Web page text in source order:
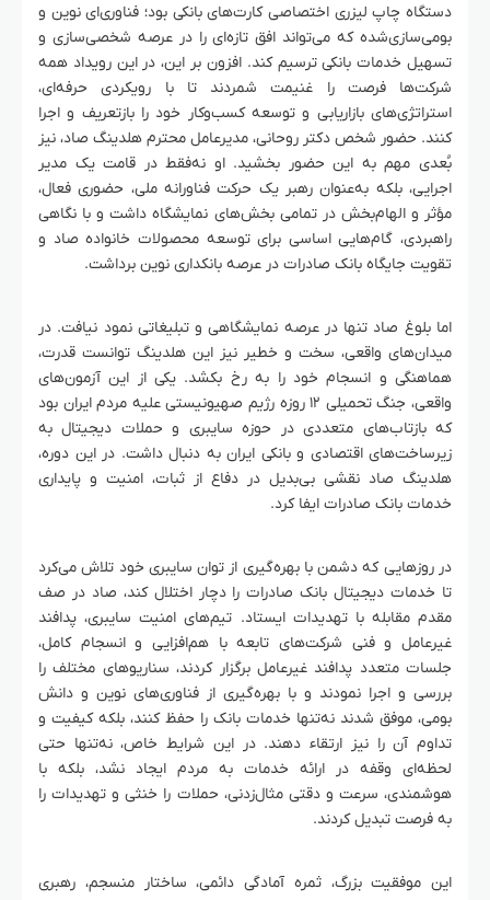
دستگاه چاپ لیزری اختصاصی کارت‌های بانکی بود؛ فناوری‌ای نوین و
بومی‌سازی‌شده که می‌تواند افق تازه‌ای را در عرصه شخصی‌سازی و
تسهیل خدمات بانکی ترسیم کند. افزون بر این، در این رویداد همه
شرکت‌ها فرصت را غنیمت شمردند تا با رویکردی حرفه‌ای،
استراتژی‌های بازاریابی و توسعه کسب‌وکار خود را بازتعریف و اجرا
کنند. حضور شخص دکتر روحانی، مدیرعامل محترم هلدینگ صاد، نیز
بُعدی مهم به این حضور بخشید. او نه‌فقط در قامت یک مدیر
اجرایی، بلکه به‌عنوان رهبر یک حرکت فناورانه ملی، حضوری فعال،
مؤثر و الهام‌بخش در تمامی بخش‌های نمایشگاه داشت و با نگاهی
راهبردی، گام‌هایی اساسی برای توسعه محصولات خانواده صاد و
تقویت جایگاه بانک صادرات در عرصه بانکداری نوین برداشت.
اما بلوغ صاد تنها در عرصه نمایشگاهی و تبلیغاتی نمود نیافت. در
میدان‌های واقعی، سخت و خطیر نیز این هلدینگ توانست قدرت،
هماهنگی و انسجام خود را به رخ بکشد. یکی از این آزمون‌های
واقعی، جنگ تحمیلی ۱۲ روزه رژیم صهیونیستی علیه مردم ایران بود
که بازتاب‌های متعددی در حوزه سایبری و حملات دیجیتال به
زیرساخت‌های اقتصادی و بانکی ایران به دنبال داشت. در این دوره،
هلدینگ صاد نقشی بی‌بدیل در دفاع از ثبات، امنیت و پایداری
خدمات بانک صادرات ایفا کرد.
در روزهایی که دشمن با بهره‌گیری از توان سایبری خود تلاش می‌کرد
تا خدمات دیجیتال بانک صادرات را دچار اختلال کند، صاد در صف
مقدم مقابله با تهدیدات ایستاد. تیم‌های امنیت سایبری، پدافند
غیرعامل و فنی شرکت‌های تابعه با هم‌افزایی و انسجام کامل،
جلسات متعدد پدافند غیرعامل برگزار کردند، سناریوهای مختلف را
بررسی و اجرا نمودند و با بهره‌گیری از فناوری‌های نوین و دانش
بومی، موفق شدند نه‌تنها خدمات بانک را حفظ کنند، بلکه کیفیت و
تداوم آن را نیز ارتقاء دهند. در این شرایط خاص، نه‌تنها حتی
لحظه‌ای وقفه در ارائه خدمات به مردم ایجاد نشد، بلکه با
هوشمندی، سرعت و دقتی مثال‌زدنی، حملات را خنثی و تهدیدات را
به فرصت تبدیل کردند.
این موفقیت بزرگ، ثمره آمادگی دائمی، ساختار منسجم، رهبری